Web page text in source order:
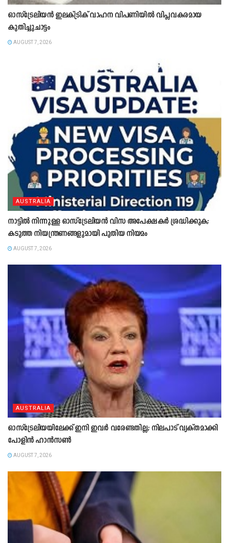
ഓസ്‌ട്രേലിയൻ ഇലക്ട്രിക് വാഹന വിപണിയിൽ വിപ്ലവകരമായ
കുതിച്ചുചാട്ടം
AUGUST 7, 2026
AUSTRALIA
നാട്ടിൽ നിന്നുള്ള ഓസ്‌ട്രേലിയൻ വിസ അപേക്ഷകർ ശ്രദ്ധിക്കുക;
കടുത്ത നിയന്ത്രണങ്ങളുമായി പുതിയ നിയമം
AUGUST 7, 2026
AUSTRALIA
ഓസ്‌ട്രേലിയയിലേക്ക് ഇനി ഇവർ വരേണ്ടതില്ല; നിലപാട് വ്യക്തമാക്കി
പോളിൻ ഹാൻസൺ
AUGUST 7, 2026